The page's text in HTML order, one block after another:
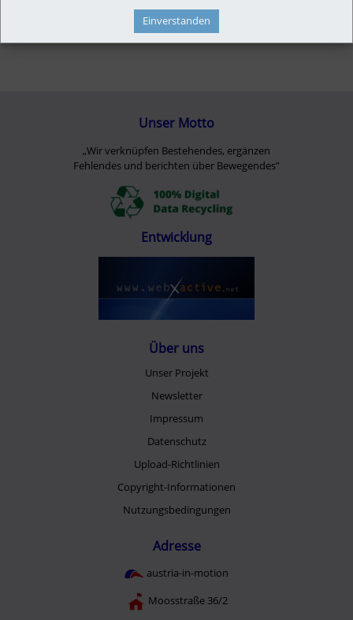
Unser Motto
„Wir verknüpfen Bestehendes, ergänzen
Fehlendes und berichten über Bewegendes”
Entwicklung
Über uns
Unser Projekt
Newsletter
Impressum
Datenschutz
Upload-Richtlinien
Copyright-Informationen
Nutzungsbedingungen
Adresse
austria-in-motion
Moosstraße 36/2
Einverstanden